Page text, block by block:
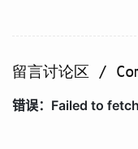
留言讨论区 /